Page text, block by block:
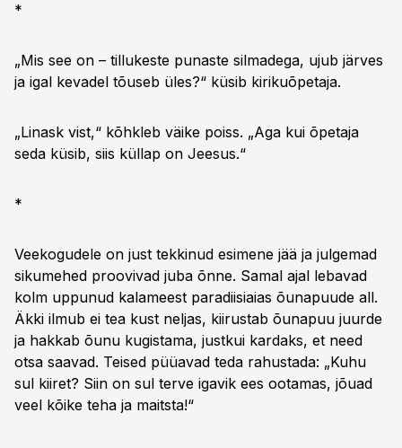
*
„Mis see on – tillukeste punaste silmadega, ujub järves
ja igal kevadel tõuseb üles?“ küsib kirikuõpetaja.
„Linask vist,“ kõhkleb väike poiss. „Aga kui õpetaja
seda küsib, siis küllap on Jeesus.“
*
Veekogudele on just tekkinud esimene jää ja julgemad
sikumehed proovivad juba õnne. Samal ajal lebavad
kolm uppunud kalameest paradiisiaias õunapuude all.
Äkki ilmub ei tea kust neljas, kiirustab õunapuu juurde
ja hakkab õunu kugistama, justkui kardaks, et need
otsa saavad. Teised püüavad teda rahustada: „Kuhu
sul kiiret? Siin on sul terve igavik ees ootamas, jõuad
veel kõike teha ja maitsta!“